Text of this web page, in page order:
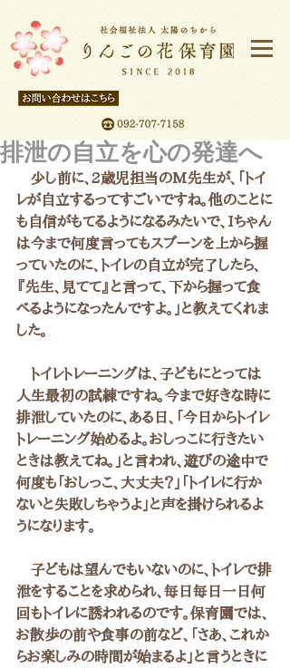
排泄の自立を心の発達へ
少し前に、2歳児担当のM先生が、「トイ
レが自立するってすごいですね。他のことに
も自信がもてるようになるみたいで、Iちゃん
は今まで何度言ってもスプーンを上から握
っていたのに、トイレの自立が完了したら、
『先生、見てて』と言って、下から握って食
べるようになったんですよ。」と教えてくれま
した。
トイレトレーニングは、子どもにとっては
人生最初の試練ですね。今まで好きな時に
排泄していたのに、ある日、「今日からトイレ
トレーニング始めるよ。おしっこに行きたい
ときは教えてね。」と言われ、遊びの途中で
何度も「おしっこ、大丈夫？」「トイレに行か
ないと失敗しちゃうよ」と声を掛けられるよ
うになります。
子どもは望んでもいないのに、トイレで排
泄をすることを求められ、毎日毎日一日何
回もトイレに誘われるのです。保育園では、
お散歩の前や食事の前など、「さあ、これか
らお楽しみの時間が始まるよ」と言うときに